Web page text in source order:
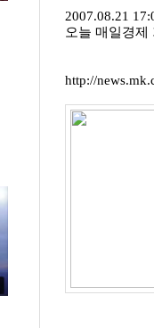
2007.08.21
오늘 매일경제
http://